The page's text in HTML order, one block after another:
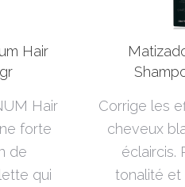
Hair
Hair
forte
de
qui
Corrige les
cheveux
éclaircis.
tonalité et